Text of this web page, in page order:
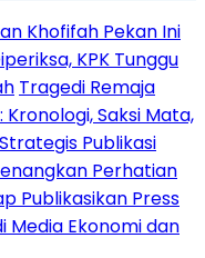
Khofifah Pekan Ini
KPK Tunggu
Tragedi Remaja
Saksi Mata,
Publikasi
Perhatian
Publikasikan Press
Media Ekonomi dan